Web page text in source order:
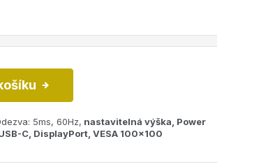
5ms, 60Hz, nastavitelná výška, Power
C, DisplayPort, VESA 100x100